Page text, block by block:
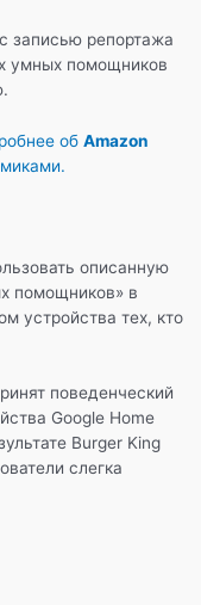
записью репортажа
умных помощников
обAmazon
описанную
помощников» в
устройства тех, кто
поведенческий
Google Home
Burger King
слегка